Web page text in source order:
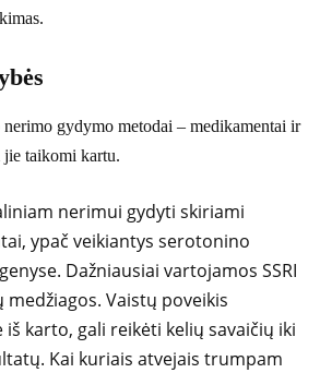
gydymo metodai – medikamentai ir
jie taikomi kartu.
nerimui gydyti skiriami
ypač veikiantys serotonino
Dažniausiai vartojamos SSRI
medžiagos. Vaistų poveikis
iš karto, gali reikėti kelių savaičių iki
Kai kuriais atvejais trumpam